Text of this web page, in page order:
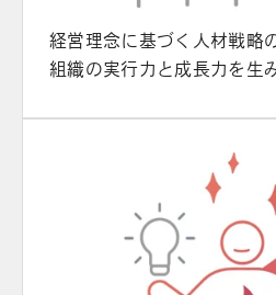
経営理念に基づく人材戦略
組織の実行力と成長力を生